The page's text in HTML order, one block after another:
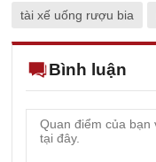
tài xế uống rượu bia
Bình luận